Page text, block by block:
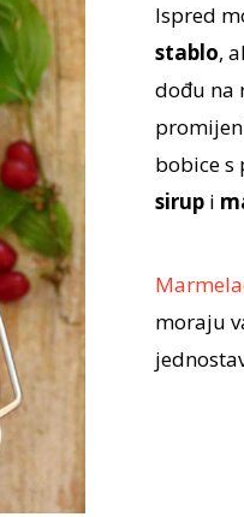
Ispred
stablo,
dođu na
bobice s
sirup i
moraju